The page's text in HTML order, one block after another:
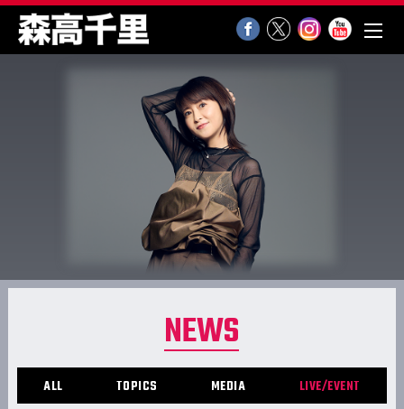
NEWS
ALL TOPICS MEDIA LIVE/EVENT